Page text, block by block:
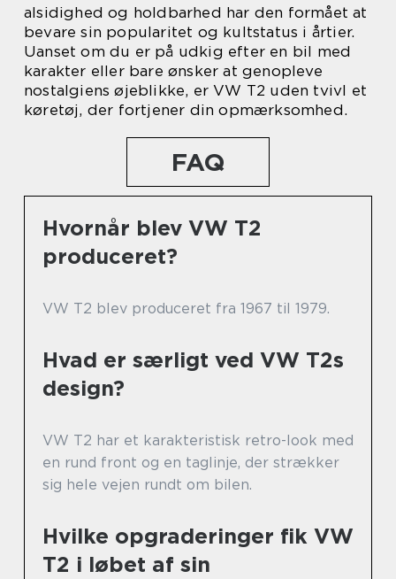
alsidighed og holdbarhed har den formået at
bevare sin popularitet og kultstatus i årtier.
Uanset om du er på udkig efter en bil med
karakter eller bare ønsker at genopleve
nostalgiens øjeblikke, er VW T2 uden tvivl et
køretøj, der fortjener din opmærksomhed.
FAQ
Hvornår blev VW T2
produceret?
VW T2 blev produceret fra 1967 til 1979.
Hvad er særligt ved VW T2s
design?
VW T2 har et karakteristisk retro-look med
en rund front og en taglinje, der strækker
sig hele vejen rundt om bilen.
Hvilke opgraderinger fik VW
T2 i løbet af sin